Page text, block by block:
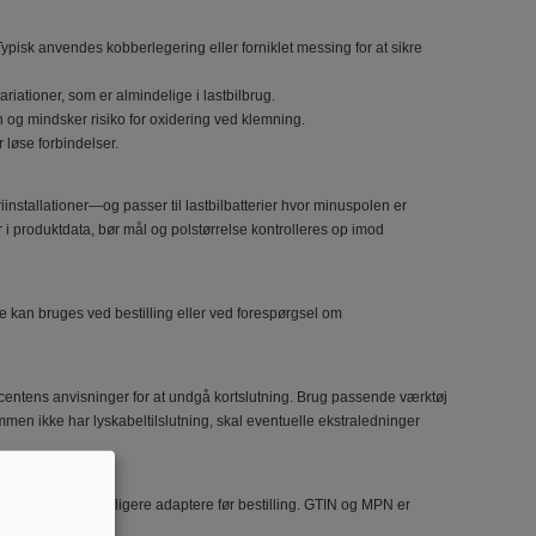
anvendes kobberlegering eller forniklet messing for at sikre
som er almindelige i lastbilbrug.
mindsker risiko for oxidering ved klemning.
løse forbindelser.
passer til lastbilbatterier hvor minuspolen er
produktdata, bør mål og polstørrelse kontrolleres op imod
kan bruges ved bestilling eller ved forespørgsel om
anvisninger for at undgå kortslutning. Brug passende værktøj
ikke har lyskabeltilslutning, skal eventuelle ekstraledninger
eller yderligere adaptere før bestilling. GTIN og MPN er